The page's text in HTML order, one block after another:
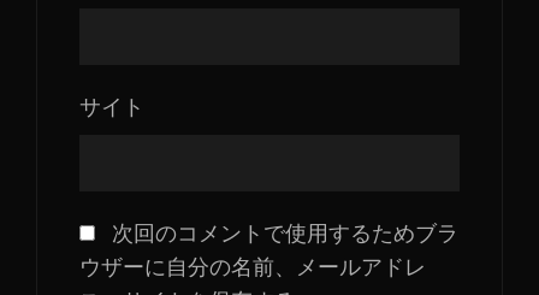
サイト
次回のコメントで使用するためブラ
ウザーに自分の名前、メールアドレ